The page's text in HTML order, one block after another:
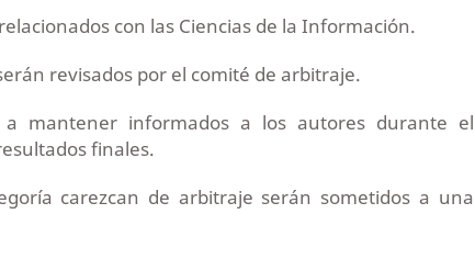
con las Ciencias de la Información.
revisados por el comité de arbitraje.
a mantener informados a los autores durante el
finales.
carezcan de arbitraje serán sometidos a una